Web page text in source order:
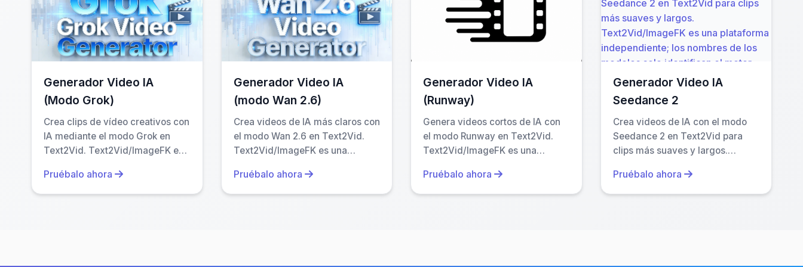
servidores remotos a menos que tú lo autorices explícitamente. La mayoría de las funciones se ejecutan localmente usando WebAssembly o
JavaScript optimizado. Esto protege tu información sensible y cumple con normativas como la GDPR. Además, el sistema no guarda ningún registro
de tus inputs ni outputs, lo que aumenta aún más la confianza del usuario.
Generador Video IA
(Modo Grok)
Crea clips de vídeo creativos con
IA mediante el modo Grok en
Text2Vid. Text2Vid/ImageFK es
los nombres de los modelos solo
identifican el motor utilizado.
Pruébalo ahora
Generador Video IA
(modo Wan 2.6)
Crea videos de IA más claros con
el modo Wan 2.6 en Text2Vid.
Text2Vid/ImageFK es una
nombres de los modelos
identifican solo el motor.
Pruébalo ahora
Generador Video IA
(Runway)
Genera videos cortos de IA con
el modo Runway en Text2Vid.
Text2Vid/ImageFK es una
nombres de los modelos solo
identifican el motor.
Pruébalo ahora
Generador Video IA
Seedance 2
Crea videos de IA con el modo
Seedance 2 en Text2Vid para
clips más suaves y largos.
plataforma independiente; los
nombres de los modelos solo
Pruébalo ahora